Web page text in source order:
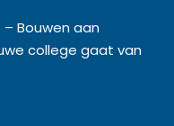
Bouwen aan
college gaat van